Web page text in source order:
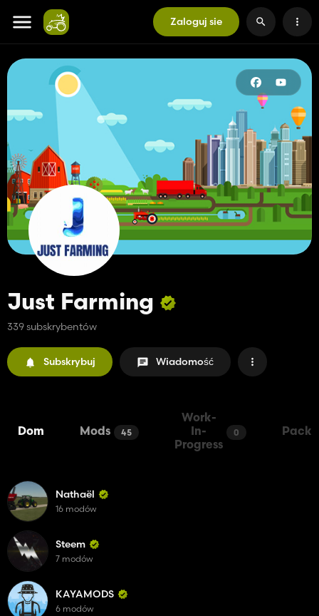
Zaloguj sie
Just Farming
339 subskrybentów
Subskrybuj Wiadomość
Dom Mods 45
Work-
In-
Progress
0 Packs
Nathaël
16 modów
Steem
7 modów
KAYAMODS
6 modów